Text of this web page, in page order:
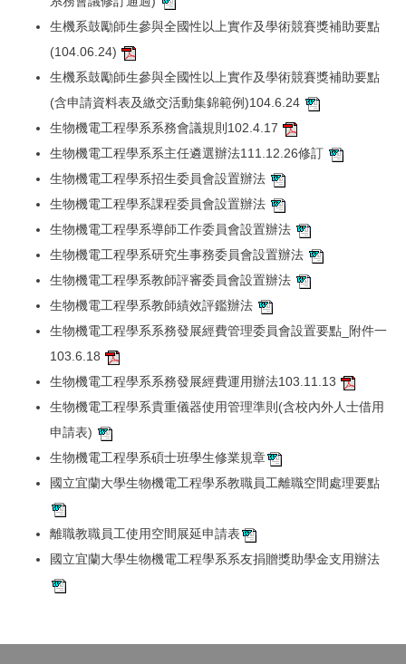
生機系鼓勵師生參與全國性以上實作及學術競賽獎補助要點
(104.06.24)
生機系鼓勵師生參與全國性以上實作及學術競賽獎補助要點
(含申請資料表及繳交活動集錦範例)104.6.24
生物機電工程學系系務會議規則102.4.17
生物機電工程學系系主任遴選辦法111.12.26修訂
生物機電工程學系招生委員會設置辦法
生物機電工程學系課程委員會設置辦法
生物機電工程學系導師工作委員會設置辦法
生物機電工程學系研究生事務委員會設置辦法
生物機電工程學系教師評審委員會設置辦法
生物機電工程學系教師績效評鑑辦法
生物機電工程學系系務發展經費管理委員會設置要點_附件一
103.6.18
生物機電工程學系系務發展經費運用辦法103.11.13
生物機電工程學系貴重儀器使用管理準則(含校內外人士借用
申請表)
生物機電工程學系碩士班學生修業規章
國立宜蘭大學生物機電工程學系教職員工離職空間處理要點
離職教職員工使用空間展延申請表
國立宜蘭大學生物機電工程學系系友捐贈獎助學金支用辦法